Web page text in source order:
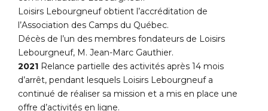
Loisirs Lebourgneuf obtient l’accréditation de
l’Association des Camps du Québec.
Décès de l’un des membres fondateurs de Loisirs
Lebourgneuf, M. Jean-Marc Gauthier.
2021 Relance partielle des activités après 14 mois
d’arrêt, pendant lesquels Loisirs Lebourgneuf a
continué de réaliser sa mission et a mis en place une
offre d’activités en ligne.